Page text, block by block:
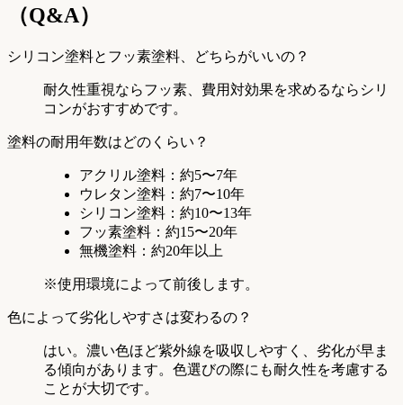
（Q&A）
シリコン塗料とフッ素塗料、どちらがいいの？
耐久性重視ならフッ素、費用対効果を求めるならシリ
コンがおすすめです。
塗料の耐用年数はどのくらい？
アクリル塗料：約5〜7年
ウレタン塗料：約7〜10年
シリコン塗料：約10〜13年
フッ素塗料：約15〜20年
無機塗料：約20年以上
※使用環境によって前後します。
色によって劣化しやすさは変わるの？
はい。濃い色ほど紫外線を吸収しやすく、劣化が早ま
る傾向があります。色選びの際にも耐久性を考慮する
ことが大切です。